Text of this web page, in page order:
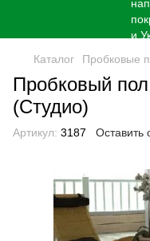
Каталог Пробковые
Пробковый
(Студио)
Артикул: 3187 Оставить